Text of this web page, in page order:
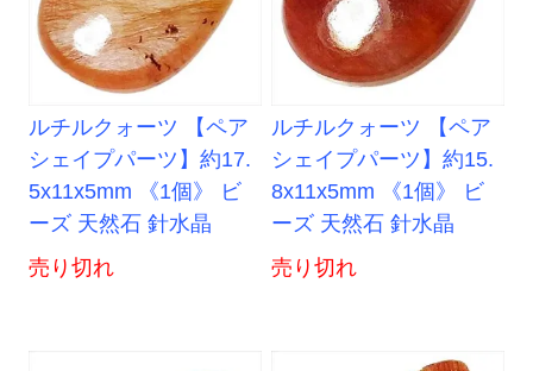
ルチルクォーツ 【ペア
シェイプパーツ】約17.
5x11x5mm 《1個》 ビ
ーズ 天然石 針水晶
売り切れ
ルチルクォーツ 【ペア
シェイプパーツ】約15.
8x11x5mm 《1個》 ビ
ーズ 天然石 針水晶
売り切れ